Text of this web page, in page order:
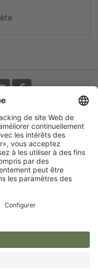
légales
des données
préferences